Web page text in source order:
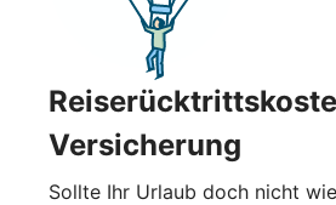
Versicherung
Sollte Ihr Urlaub doch nicht